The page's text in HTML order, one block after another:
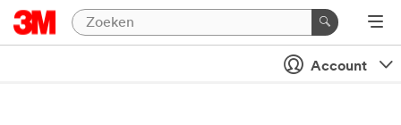
Account